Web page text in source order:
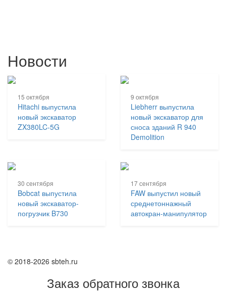
Новости
15 октября
Hitachi выпустила
новый экскаватор
ZX380LC-5G
9 октября
Liebherr выпустила
новый экскаватор для
сноса зданий R 940
Demolition
30 сентября
Bobcat выпустила
новый экскаватор-
погрузчик B730
17 сентября
FAW выпустил новый
среднетоннажный
автокран-манипулятор
© 2018-2026 sbteh.ru
Заказ обратного звонка